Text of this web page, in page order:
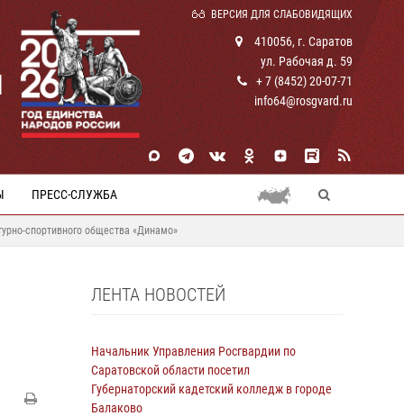
ВЕРСИЯ ДЛЯ СЛАБОВИДЯЩИХ
410056, г. Саратов
ул. Рабочая д. 59
+ 7 (8452) 20-07-71
info64@rosgvard.ru
ПРЕСС-СЛУЖБА
спортивного общества «Динамо»
ЛЕНТА НОВОСТЕЙ
Начальник Управления Росгвардии по
Саратовской области посетил
Губернаторский кадетский колледж в городе
Балаково